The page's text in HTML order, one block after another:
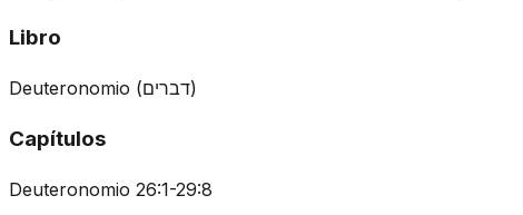
Libro
Deuteronomio (דברים)
Capítulos
Deuteronomio 26:1-29:8